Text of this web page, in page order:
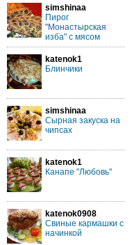
simshinaa
Пирог
"Монастырская
изба" с мясом
katenok1
Блинчики
simshinaa
Сырная закуска на
чипсах
katenok1
Канапе "Любовь"
katenok0908
Свиные кармашки с
начинкой